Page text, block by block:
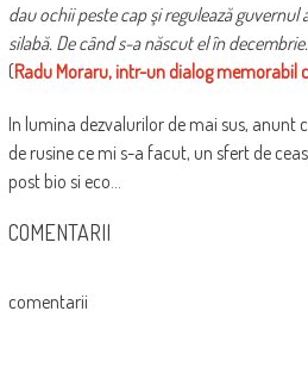
dau ochii peste cap şi regulează guvernul
silabă. De când s-a născut el în
(Radu Moraru, intr-un dialog memorabil
In lumina dezvalurilor de mai sus, anunt
de rusine ce mi s-a facut, un sfert de
post bio si eco…
COMENTARII
comentarii